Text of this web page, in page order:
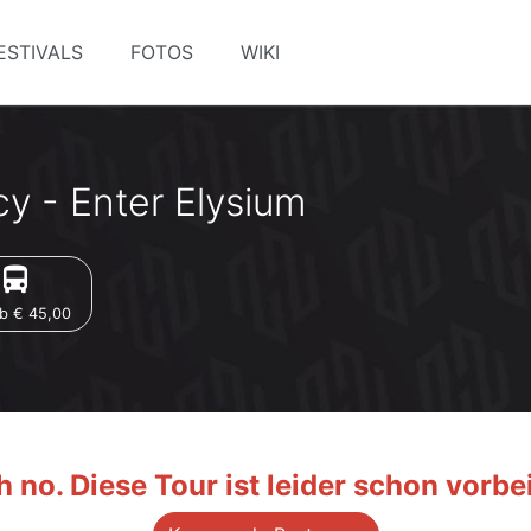
FOTOS WIKI
- Enter Elysium
directions_bus
€ 45,00
no. Diese Tour ist leider schon